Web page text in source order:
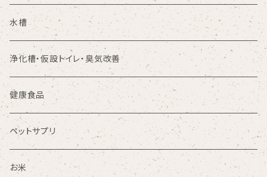
水槽
浄化槽・仮設トイレ・臭気改善
健康食品
ペットサプリ
お米